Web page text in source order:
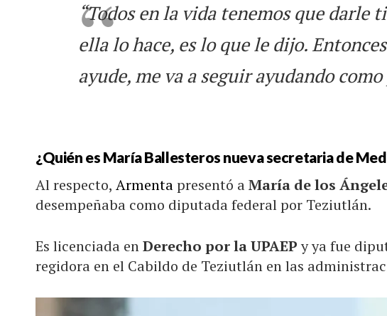
“Todos en la vida tenemos que darle
ella lo hace, es lo que le dijo.
ayude, me va a seguir ayudando
¿Quién es María Ballesteros nueva secretaria de
Al respecto, Armentapresentó aMaría de los
desempeñaba como diputada federal por Teziutlán.
Es licenciada enDerecho por la UPAEPy ya fue
regidora en el Cabildo de Teziutlán en las